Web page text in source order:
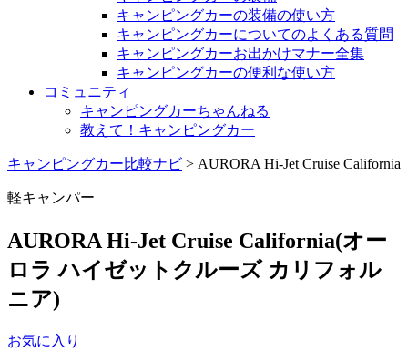
キャンピングカーの装備の使い方
キャンピングカーについてのよくある質問
キャンピングカーお出かけマナー全集
キャンピングカーの便利な使い方
コミュニティ
キャンピングカーちゃんねる
教えて！キャンピングカー
キャンピングカー比較ナビ > AURORA Hi-Jet Cruise California
軽キャンパー
AURORA Hi-Jet Cruise California(オー
ロラ ハイゼットクルーズ カリフォル
ニア)
お気に入り